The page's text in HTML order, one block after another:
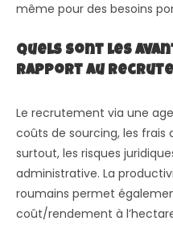
même pour des besoins
Quels sont les
rapport au
Le recrutement via une
coûts de sourcing, les frais
surtout, les risques
administrative. La
roumains permet
coût/rendement à